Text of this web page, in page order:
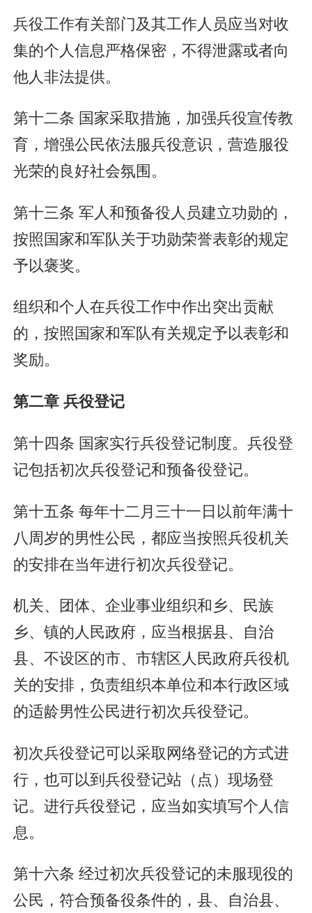
兵役工作有关部门及其工作人员应当对收
集的个人信息严格保密，不得泄露或者向
他人非法提供。
第十二条 国家采取措施，加强兵役宣传教
育，增强公民依法服兵役意识，营造服役
光荣的良好社会氛围。
第十三条 军人和预备役人员建立功勋的，
按照国家和军队关于功勋荣誉表彰的规定
予以褒奖。
组织和个人在兵役工作中作出突出贡献
的，按照国家和军队有关规定予以表彰和
奖励。
第二章 兵役登记
第十四条 国家实行兵役登记制度。兵役登
记包括初次兵役登记和预备役登记。
第十五条 每年十二月三十一日以前年满十
八周岁的男性公民，都应当按照兵役机关
的安排在当年进行初次兵役登记。
机关、团体、企业事业组织和乡、民族
乡、镇的人民政府，应当根据县、自治
县、不设区的市、市辖区人民政府兵役机
关的安排，负责组织本单位和本行政区域
的适龄男性公民进行初次兵役登记。
初次兵役登记可以采取网络登记的方式进
行，也可以到兵役登记站（点）现场登
记。进行兵役登记，应当如实填写个人信
息。
第十六条 经过初次兵役登记的未服现役的
公民，符合预备役条件的，县、自治县、